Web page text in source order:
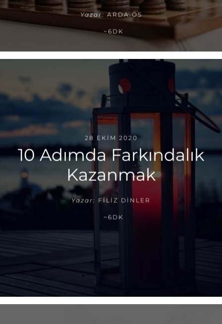
Yazar: ARDA ÖS
~6DK
28 EKIM 2020
10 Adımda Farkındalık
Kazanmak
Yazar: FILIZ DINLER
~6DK